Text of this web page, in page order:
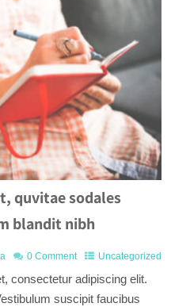
quvitae sodales
blandit nibh
0 Comment Uncategorized
consectetur adipiscing elit.
suscipit faucibus